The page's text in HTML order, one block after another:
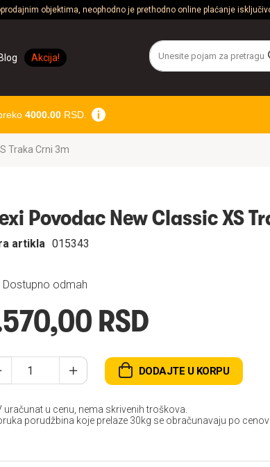
objektima, neophodno je prethodno online plaćanje
Blog Akcija!
4000.00RSD.
Traka Crni 3m
Povodac New Classic XS
Dostupno odmah
artikla 015343
RSD
DODAJTE U KORPU
uračunat u cenu, nema skrivenih troškova.
porudžbina koje prelaze 30kg se obračunavaju po